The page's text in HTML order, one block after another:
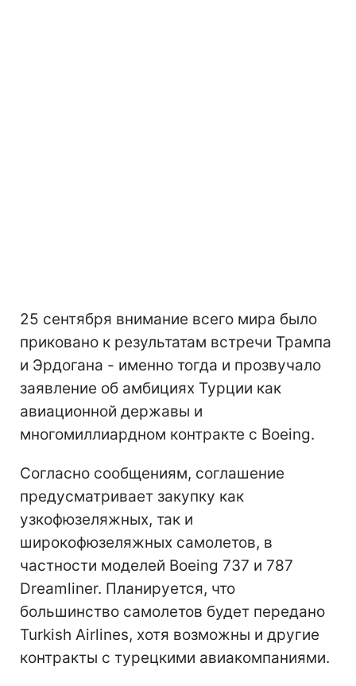
25 сентября внимание всего мира было
приковано к результатам встречи Трампа
и Эрдогана - именно тогда и прозвучало
заявление об амбициях Турции как
авиационной державы и
многомиллиардном контракте с Boeing.
Согласно сообщениям, соглашение
предусматривает закупку как
узкофюзеляжных, так и
широкофюзеляжных самолетов, в
частности моделей Boeing 737 и 787
Dreamliner. Планируется, что
большинство самолетов будет передано
Turkish Airlines, хотя возможны и другие
контракты с турецкими авиакомпаниями.